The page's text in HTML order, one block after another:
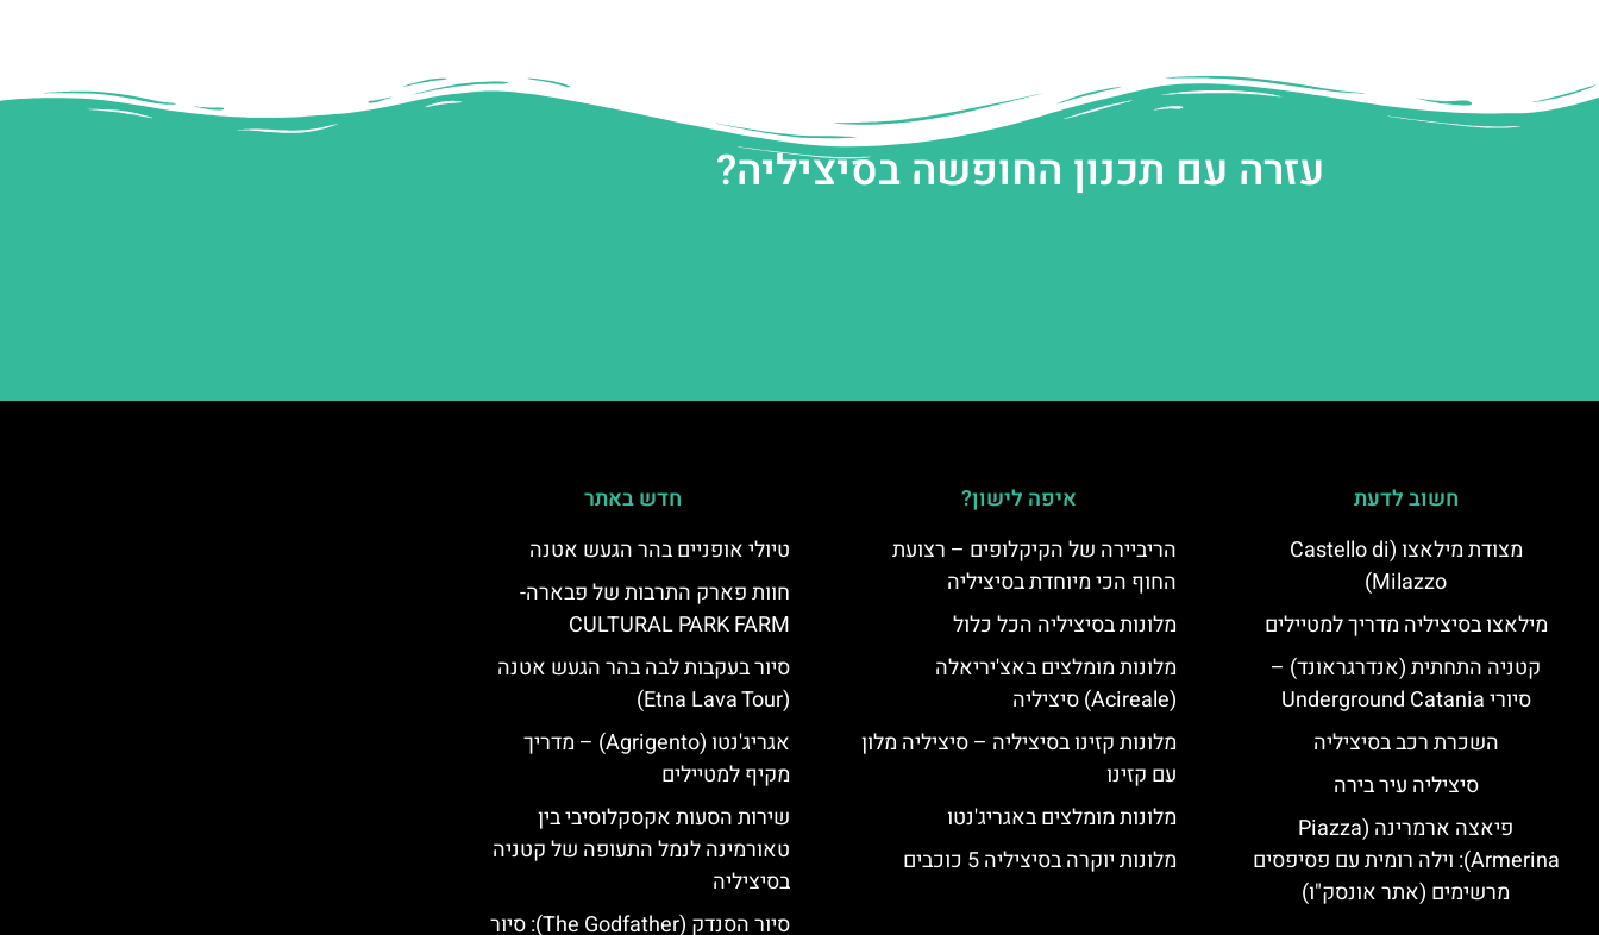
עזרה עם תכנון החופשה בסיציליה?
חשוב לדעת
מצודת מילאצו (Castello di
Milazzo)
מילאצו בסיציליה מדריך למטיילים
קטניה התחתית (אנדרגראונד) –
סיורי Underground Catania
השכרת רכב בסיציליה
סיציליה עיר בירה
פיאצה ארמרינה (Piazza
Armerina): וילה רומית עם פסיפסים
מרשימים (אתר אונסק"ו)
איפה לישון?
הריביירה של הקיקלופים – רצועת
החוף הכי מיוחדת בסיציליה
מלונות בסיציליה הכל כלול
מלונות מומלצים באצ'יריאלה
(Acireale) סיציליה
מלונות קזינו בסיציליה – סיציליה מלון
עם קזינו
מלונות מומלצים באגריג'נטו
מלונות יוקרה בסיציליה 5 כוכבים
חדש באתר
טיולי אופניים בהר הגעש אטנה
חוות פארק התרבות של פבארה-
CULTURAL PARK FARM
סיור בעקבות לבה בהר הגעש אטנה
(Etna Lava Tour)
אגריג'נטו (Agrigento) – מדריך
מקיף למטיילים
שירות הסעות אקסקלוסיבי בין
טאורמינה לנמל התעופה של קטניה
בסיציליה
סיור הסנדק (The Godfather): סיור